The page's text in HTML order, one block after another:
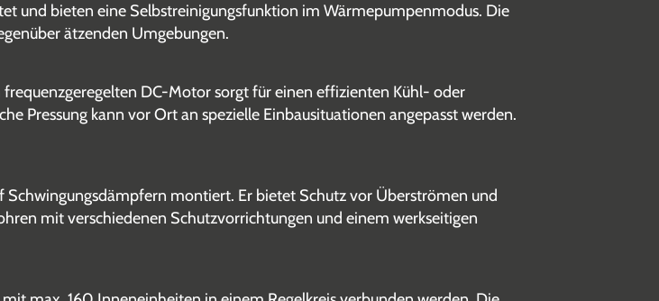
und bieten eine Selbstreinigungsfunktion im Wärmepumpenmodus. Die
ätzenden Umgebungen.
DC-Motor sorgt für einen effizienten Kühl- oder
Pressung kann vor Ort an spezielle Einbausituationen angepasst werden.
montiert. Er bietet Schutz vor Überströmen und
mit verschiedenen Schutzvorrichtungen und einem werkseitigen